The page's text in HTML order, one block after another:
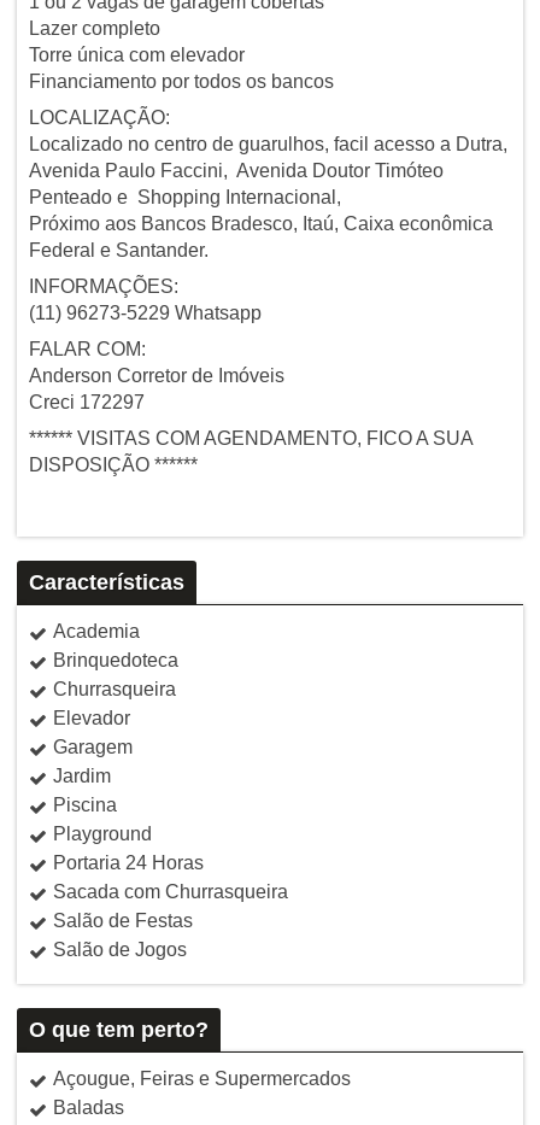
Lazer completo
Torre única com elevador
Financiamento por todos os bancos
LOCALIZAÇÃO:
Localizado no centro de guarulhos, facil acesso a Dutra,
Avenida Paulo Faccini, Avenida Doutor Timóteo
Penteado e Shopping Internacional,
Próximo aos Bancos Bradesco, Itaú, Caixa econômica
Federal e Santander.
INFORMAÇÕES:
(11) 96273-5229 Whatsapp
FALAR COM:
Anderson Corretor de Imóveis
Creci 172297
****** VISITAS COM AGENDAMENTO, FICO A SUA
DISPOSIÇÃO ******
Características
Academia
Brinquedoteca
Churrasqueira
Elevador
Garagem
Jardim
Piscina
Playground
Portaria 24 Horas
Sacada com Churrasqueira
Salão de Festas
Salão de Jogos
O que tem perto?
Açougue, Feiras e Supermercados
Baladas